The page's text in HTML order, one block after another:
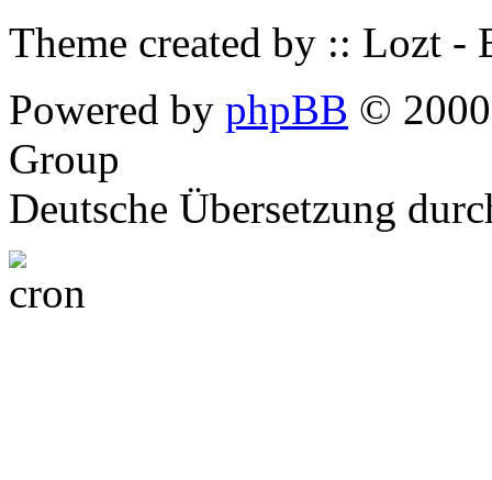
Theme created by :: Lozt -
Powered by phpBB ©
Group
Deutsche Übersetzung